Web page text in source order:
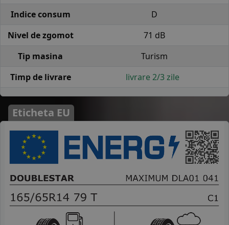
Indice consum
D
Nivel de zgomot
71 dB
Tip masina
Turism
Timp de livrare
livrare 2/3 zile
Eticheta EU